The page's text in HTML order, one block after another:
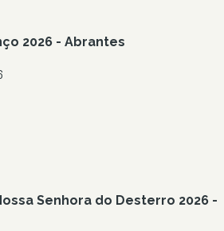
2026 - Abrantes
Senhora do Desterro 2026 -